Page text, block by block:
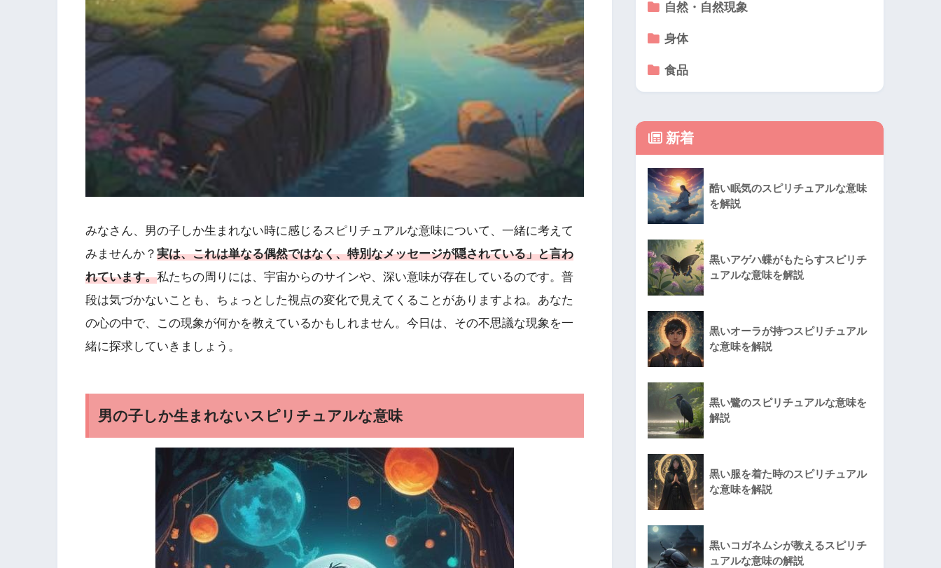
みなさん、男の子しか生まれない時に感じるスピリチュアルな意味について、一緒に考えて
みませんか？ 実は、これは単なる偶然ではなく、特別なメッセージが隠されている」と言わ
れています。私たちの周りには、宇宙からのサインや、深い意味が存在しているのです。普
段は気づかないことも、ちょっとした視点の変化で見えてくることがありますよね。あなた
の心の中で、この現象が何かを教えているかもしれません。今日は、その不思議な現象を一
緒に探求していきましょう。
男の子しか生まれないスピリチュアルな意味
自然・自然現象
身体
食品
新着
酷い眠気のスピリチュアルな意味
を解説
黒いアゲハ蝶がもたらすスピリチ
ュアルな意味を解説
黒いオーラが持つスピリチュアル
な意味を解説
黒い鷺のスピリチュアルな意味を
解説
黒い服を着た時のスピリチュアル
な意味を解説
黒いコガネムシが教えるスピリチ
ュアルな意味の解説